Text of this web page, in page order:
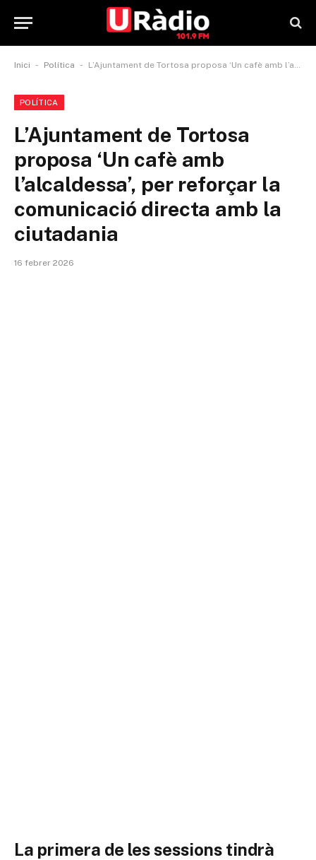
Inici - Política - L’Ajuntament de Tortosa proposa ‘Un cafè amb l’alcaldessa’, per reforçar la comunicació directa amb la ciutadania
POLÍTICA
L’Ajuntament de Tortosa
proposa ‘Un cafè amb
l’alcaldessa’, per reforçar la
comunicació directa amb la
ciutadania
16 febrer 2026
La primera de les sessions tindrà